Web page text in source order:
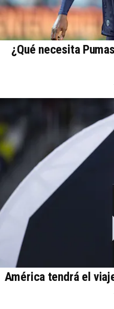
¿Qué necesita
América tendrá el